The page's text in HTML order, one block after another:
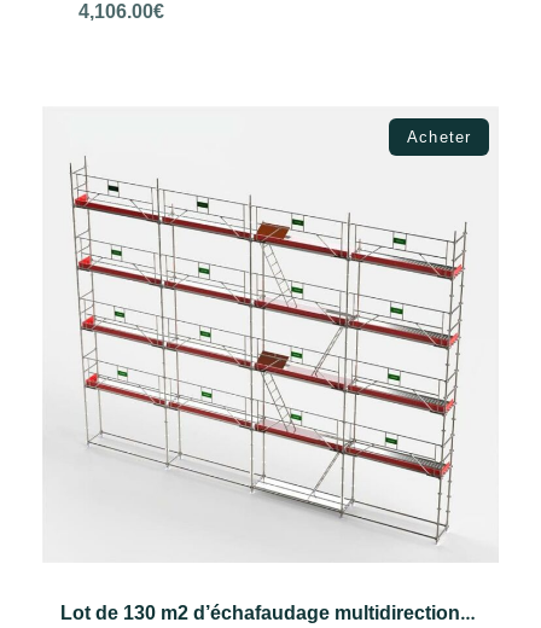
4,106.00€
Acheter
Lot de 130 m2 d’échafaudage multidirectionnel VERO